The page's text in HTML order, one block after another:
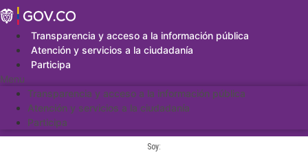
Saltar
al
contenidoTransparencia y acceso a la información pública
Atención y servicios a la ciudadanía
Participa
Menu
Transparencia y acceso a la información pública
Atención y servicios a la ciudadanía
Participa
Soy: